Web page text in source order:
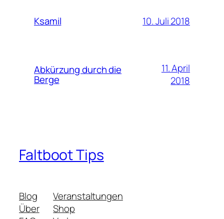
Ksamil 10. Juli 2018
Abkürzung durch die
Berge
11. April
2018
Faltboot Tips
Blog
Über
Veranstaltungen
Shop